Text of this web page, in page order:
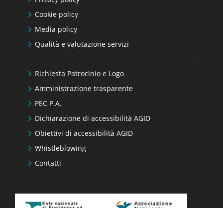
Cookie policy
Media policy
Qualità e valutazione servizi
Richiesta Patrocinio e Logo
Amministrazione trasparente
PEC P.A.
Dichiarazione di accessibilità AGID
Obiettivi di accessibilità AGID
Whistleblowing
Contatti